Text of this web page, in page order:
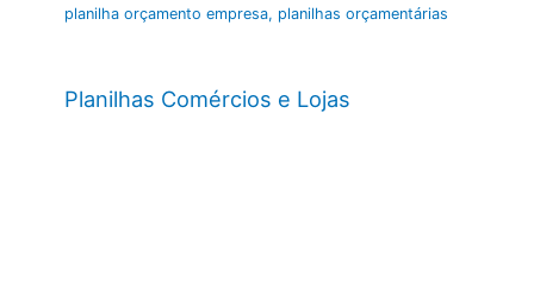
planilha orçamento empresa, planilhas orçamentárias
Planilhas Comércios e Lojas